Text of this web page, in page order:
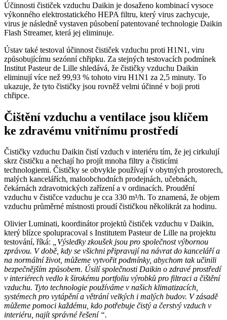
Účinnosti čističek vzduchu Daikin je dosaženo kombinací vysoce
výkonného elektrostatického HEPA filtru, který virus zachycuje,
virus je následně vystaven působení patentované technologie Daikin
Flash Streamer, která jej eliminuje.
Ústav také testoval účinnost čističek vzduchu proti H1N1, viru
způsobujícímu sezónní chřipku. Za stejných testovacích podmínek
Institut Pasteur de Lille shledává, že čističky vzduchu Daikin
eliminují více než 99,93 % tohoto viru H1N1 za 2,5 minuty. To
ukazuje, že tyto čističky jsou rovněž velmi účinné v boji proti
chřipce.
Čištění vzduchu a ventilace jsou klíčem
ke zdravému vnitřnímu prostředí
Čističky vzduchu Daikin čistí vzduch v interiéru tím, že jej cirkulují
skrz čističku a nechají ho projít mnoha filtry a čisticími
technologiemi. Čističky se obvykle používají v obytných prostorech,
malých kancelářích, maloobchodních prodejnách, učebnách,
čekárnách zdravotnických zařízení a v ordinacích. Proudění
vzduchu v čističce vzduchu je cca 330 m³/h. To znamená, že objem
vzduchu průměrné místnosti proudí čističkou několikrát za hodinu.
Olivier Luminati, koordinátor projektů čističek vzduchu v Daikin,
který blízce spolupracoval s Institutem Pasteur de Lille na projektu
testování, říká: „Výsledky zkoušek jsou pro společnost výbornou
zprávou. V době, kdy se všichni připravují na návrat do kanceláří a
na normální život, můžeme vytvořit podmínky, abychom tak učinili
bezpečnějším způsobem. Úsilí společnosti Daikin o zdravé prostředí
v interiérech vedlo k širokému portfoliu výrobků pro filtraci a čištění
vzduchu. Tyto technologie používáme v našich klimatizacích,
systémech pro vytápění a větrání velkých i malých budov. V zásadě
můžeme pomoci každému, kdo potřebuje čistý a čerstvý vzduch v
interiéru, najít správné řešení “.